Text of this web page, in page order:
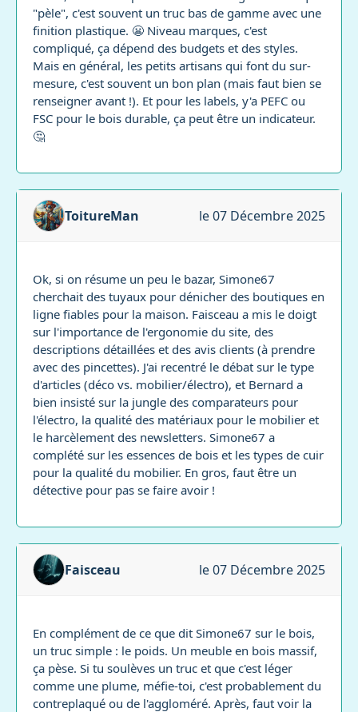
"pèle", c'est souvent un truc bas de gamme avec une
finition plastique. 😬 Niveau marques, c'est
compliqué, ça dépend des budgets et des styles.
Mais en général, les petits artisans qui font du sur-
mesure, c'est souvent un bon plan (mais faut bien se
renseigner avant !). Et pour les labels, y'a PEFC ou
FSC pour le bois durable, ça peut être un indicateur.
🤔
ToitureMan le 07 Décembre 2025
Ok, si on résume un peu le bazar, Simone67
cherchait des tuyaux pour dénicher des boutiques en
ligne fiables pour la maison. Faisceau a mis le doigt
sur l'importance de l'ergonomie du site, des
descriptions détaillées et des avis clients (à prendre
avec des pincettes). J'ai recentré le débat sur le type
d'articles (déco vs. mobilier/électro), et Bernard a
bien insisté sur la jungle des comparateurs pour
l'électro, la qualité des matériaux pour le mobilier et
le harcèlement des newsletters. Simone67 a
complété sur les essences de bois et les types de cuir
pour la qualité du mobilier. En gros, faut être un
détective pour pas se faire avoir !
Faisceau le 07 Décembre 2025
En complément de ce que dit Simone67 sur le bois,
un truc simple : le poids. Un meuble en bois massif,
ça pèse. Si tu soulèves un truc et que c'est léger
comme une plume, méfie-toi, c'est probablement du
contreplaqué ou de l'aggloméré. Après, faut voir la